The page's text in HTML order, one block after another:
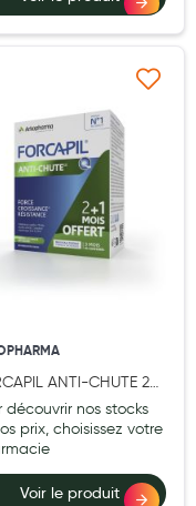
ANTI-CHUTE 2
+ 1 mois offert 90
découvrir nos stocks
prix, choisissez votre
Voir le produit
Ajouter à ma liste